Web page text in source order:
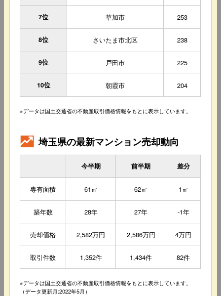
7位 草加市 253
8位 さいたま市北区 238
9位 戸田市 225
10位 朝霞市 204
※データは国土交通省の不動産取引価格情報をもとに表示しています。
埼玉県の最新マンション売却動向
今半期 前半期 差分
専有面積 61㎡ 62㎡ 1㎡
築年数 28年 27年 -1年
売却価格 2,582万円 2,586万円 4万円
取引件数 1,352件 1,434件 82件
※データは国土交通省の不動産取引価格情報をもとに表示しています。
（データ更新月:2022年5月）